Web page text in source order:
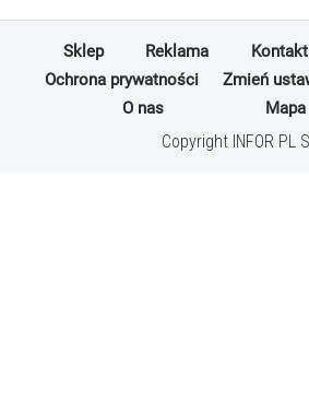
Sklep Reklama Kontakt
Ochrona prywatności
Zmień
O nas
Copyright INFOR PL